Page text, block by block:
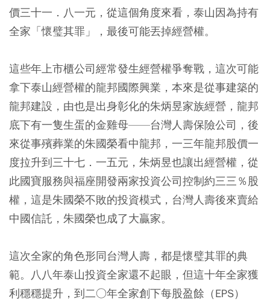
價三十一．八一元，從這個角度來看，泰山因為持有
全家「懷璧其罪」，最後可能丟掉經營權。
這些年上市櫃公司經常發生經營權爭奪戰，這次可能
拿下泰山經營權的龍邦國際興業，本來是從事建築的
龍邦建設，由也是出身彰化的朱炳昱家族經營，龍邦
底下有一隻生蛋的金雞母——台灣人壽保險公司，後
來從事殯葬業的朱國榮看中龍邦，一三年龍邦股價一
度拉升到三十七．一五元，朱炳昱也讓出經營權，從
此國寶服務與福座開發兩家投資公司控制約三三％股
權，這是朱國榮不敗的投資模式，台灣人壽後來賣給
中國信託，朱國榮也成了大贏家。
這次全家的角色形同台灣人壽，都是懷璧其罪的典
範。八八年泰山投資全家還不起眼，但這十年全家獲
利穩穩提升，到二○年全家創下每股盈餘（EPS）